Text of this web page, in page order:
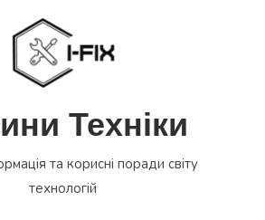
Техніки
та корисні поради світу
технологій